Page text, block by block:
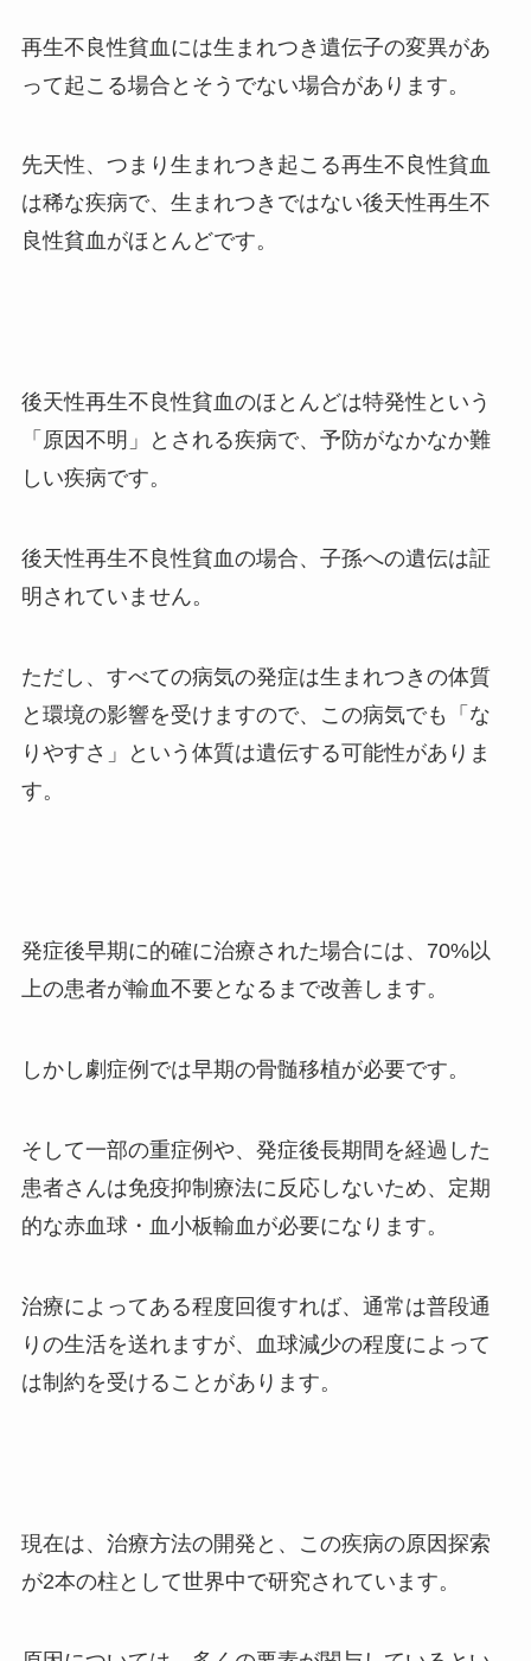
再生不良性貧血には生まれつき遺伝子の変異があ
って起こる場合とそうでない場合があります。
先天性、つまり生まれつき起こる再生不良性貧血
は稀な疾病で、生まれつきではない後天性再生不
良性貧血がほとんどです。
後天性再生不良性貧血のほとんどは特発性という
「原因不明」とされる疾病で、予防がなかなか難
しい疾病です。
後天性再生不良性貧血の場合、子孫への遺伝は証
明されていません。
ただし、すべての病気の発症は生まれつきの体質
と環境の影響を受けますので、この病気でも「な
りやすさ」という体質は遺伝する可能性がありま
す。
発症後早期に的確に治療された場合には、 70%以
上の患者が輸血不要となるまで改善します。
しかし劇症例では早期の骨髄移植が必要です。
そして一部の重症例や、発症後長期間を経過した
患者さんは免疫抑制療法に反応しないため、定期
的な赤血球・血小板輸血が必要になります。
治療によってある程度回復すれば、通常は普段通
りの生活を送れますが、血球減少の程度によって
は制約を受けることがあります。
現在は、治療方法の開発と、この疾病の原因探索
が2本の柱として世界中で研究されています。